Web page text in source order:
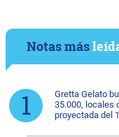
Notas más
Gretta Gelato
35.000, locales
proyectada del